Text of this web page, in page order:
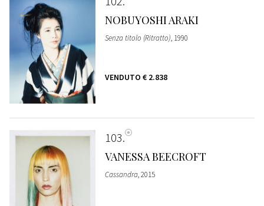
NOBUYOSHI ARAKI
Senza titolo (Ritratto), 1990
VENDUTO € 2.838
103
VANESSA BEECROFT
Cassandra, 2015